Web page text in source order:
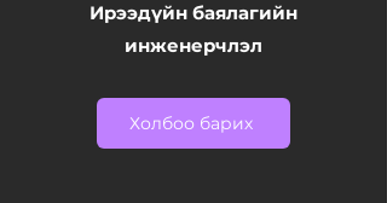
Ирээдүйн баялагийн
инженерчлэл
Холбоо барих